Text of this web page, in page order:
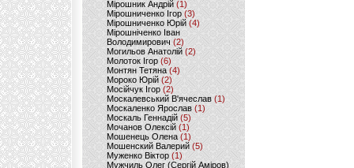
Мірошник Андрій(1)
Мірошниченко Ігор (3)
Мірошниченко Юрій(4)
Мірошніченко Іван
Володимирович (2)
Могильов Анатолій (2)
Молоток Ігор (6)
Монтян Тетяна (4)
Мороко Юрій(2)
Мосійчук Ігор (2)
Москалевський В'ячеслав (1)
Москаленко Ярослав (1)
Москаль Геннадій (5)
Мочанов Олексій(1)
Мошенець Олена(1)
Мошенский Валерий (5)
Муженко Віктор (1)
Мужчиль Олег (Сергій Аміров)